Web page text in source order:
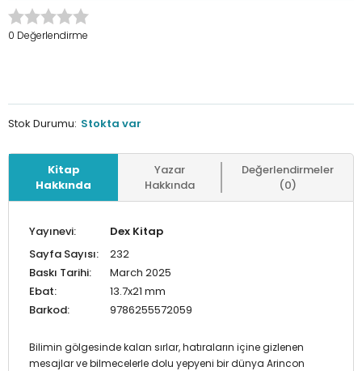
0 Değerlendirme
Stok Durumu: Stokta var
Kitap
Hakkında
Yazar
Hakkında
Değerlendirmeler
(0)
Yayınevi:
Dex Kitap
Sayfa Sayısı:
232
Baskı Tarihi:
March 2025
Ebat:
13.7x21 mm
Barkod:
9786255572059
Bilimin gölgesinde kalan sırlar, hatıraların içine gizlenen
mesajlar ve bilmecelerle dolu yepyeni bir dünya Arincon